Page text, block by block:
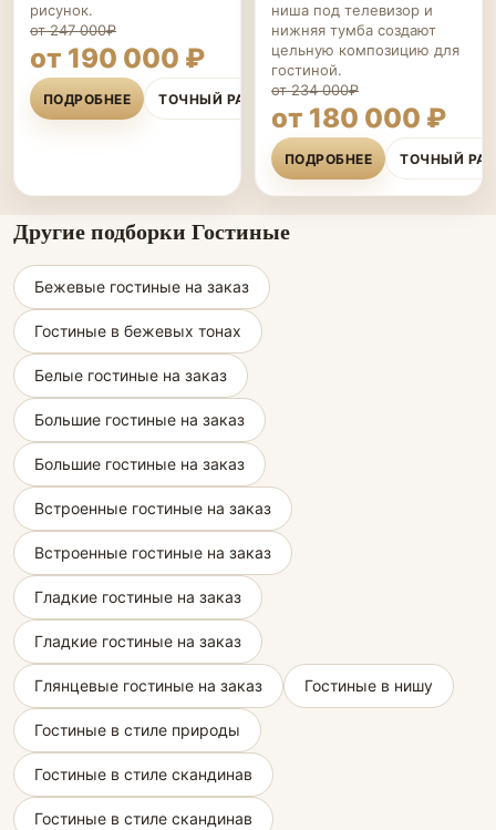
рисунок.
от 247 000₽
от 190 000 ₽
ПОДРОБНЕЕ ТОЧНЫЙ РАСЧЁТ
ниша под телевизор и
нижняя тумба создают
цельную композицию для
гостиной.
от 234 000₽
от 180 000 ₽
ПОДРОБНЕЕ ТОЧНЫЙ
Другие подборки Гостиные
Бежевые гостиные на заказ
Гостиные в бежевых тонах
Белые гостиные на заказ
Большие гостиные на заказ
Большие гостиные на заказ
Встроенные гостиные на заказ
Встроенные гостиные на заказ
Гладкие гостиные на заказ
Гладкие гостиные на заказ
Глянцевые гостиные на заказ Гостиные в нишу
Гостиные в стиле природы
Гостиные в стиле скандинав
Гостиные в стиле скандинав